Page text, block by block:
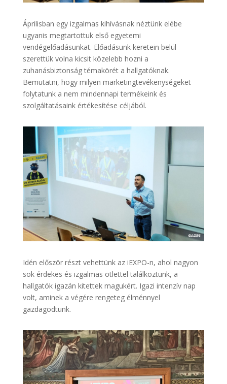
Áprilisban egy izgalmas kihívásnak néztünk elébe
ugyanis megtartottuk első egyetemi
vendégelőadásunkat. Előadásunk keretein belül
szerettük volna kicsit közelebb hozni a
zuhanásbiztonság témakörét a hallgatóknak.
Bemutatni, hogy milyen marketingtevékenységeket
folytatunk a nem mindennapi termékeink és
szolgáltatásaink értékesítése céljából.
Idén először részt vehettünk az iEXPO-n, ahol nagyon
sok érdekes és izgalmas ötlettel találkoztunk, a
hallgatók igazán kitettek magukért. Igazi intenzív nap
volt, aminek a végére rengeteg élménnyel
gazdagodtunk.